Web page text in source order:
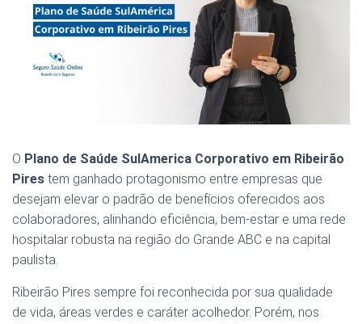
O Plano de Saúde SulAmerica Corporativo em Ribeirão
Pires tem ganhado protagonismo entre empresas que
desejam elevar o padrão de benefícios oferecidos aos
colaboradores, alinhando eficiência, bem-estar e uma rede
hospitalar robusta na região do Grande ABC e na capital
paulista.
Ribeirão Pires sempre foi reconhecida por sua qualidade
de vida, áreas verdes e caráter acolhedor. Porém, nos